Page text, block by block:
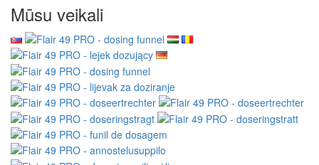
Mūsu veikali